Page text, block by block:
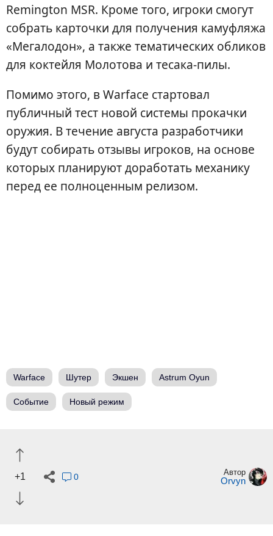
Remington MSR. Кроме того, игроки смогут
собрать карточки для получения камуфляжа
«Мегалодон», а также тематических обликов
для коктейля Молотова и тесака-пилы.
Помимо этого, в Warface стартовал
публичный тест новой системы прокачки
оружия. В течение августа разработчики
будут собирать отзывы игроков, на основе
которых планируют доработать механику
перед ее полноценным релизом.
Warface Шутер Экшен Astrum Oyun
Событие Новый режим
+1 0 Автор
Orvyn